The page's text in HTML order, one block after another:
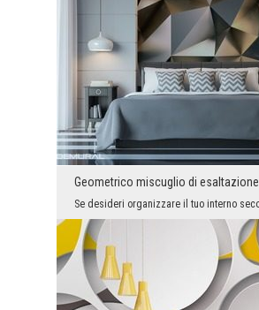
Geometrico miscuglio di esaltazione